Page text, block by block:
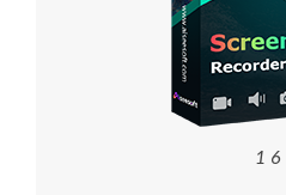
1 9